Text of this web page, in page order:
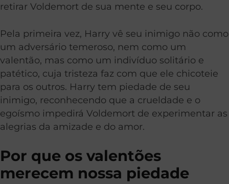
retirar Voldemort de sua mente e seu corpo.
Pela primeira vez, Harry vê seu inimigo não como
um adversário temeroso, nem como um
valentão, mas como um indivíduo solitário e
patético, cuja tristeza faz com que ele chicoteie
para os outros. Harry tem piedade de seu
inimigo, reconhecendo que a crueldade e o
egoísmo impedirá Voldemort de experimentar as
alegrias da amizade e do amor.
Por que os valentões
merecem nossa piedade